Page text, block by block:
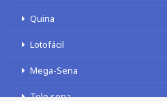
Quina
Lotofácil
Mega-Sena
Tele sena